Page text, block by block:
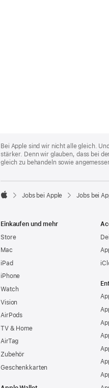
Footer
Bei Apple sind wir nicht alle gleich.
stärker. Denn wir glauben, dass bei
gleich zu behandeln sowie

Jobs bei Apple Jobs bei
Einkaufen und mehr
Store
Mac
iPad
iPhone
Watch
Vision
AirPods
TV & Home
AirTag
Zubehör
Geschenkkarten